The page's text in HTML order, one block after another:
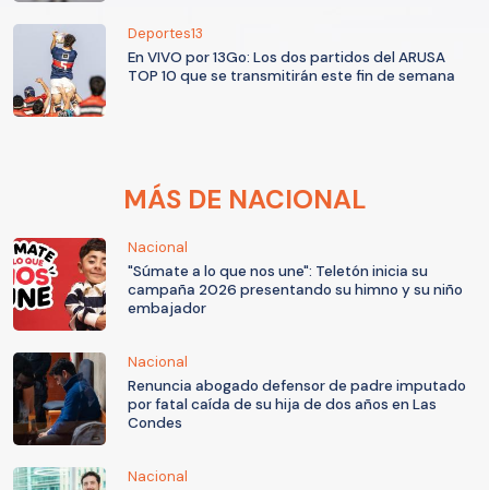
Deportes13
En VIVO por 13Go: Los dos partidos del ARUSA
TOP 10 que se transmitirán este fin de semana
MÁS DE NACIONAL
Nacional
"Súmate a lo que nos une": Teletón inicia su
campaña 2026 presentando su himno y su niño
embajador
Nacional
Renuncia abogado defensor de padre imputado
por fatal caída de su hija de dos años en Las
Condes
Nacional